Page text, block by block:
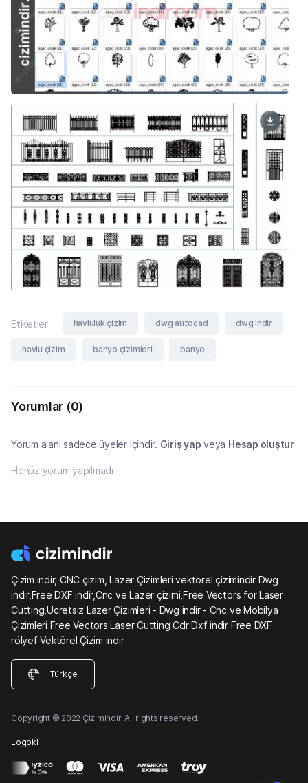
Etiketler havluluk çizim dwg autocad dwg indir
havlu çizim banyo çizimleri banyo
Yorumlar (0)
Yorum alanı sadece üyeler içindir. Giriş yap veya Hesap oluştur
Henüz yorum yapılmadı
Çizim indir, CNC çizim, Lazer Çizimleri vektörel çizimindir Dwg
indir,Free DXF indir,Cnc ve Lazer çizimi,Free Vectors for Laser
Cutting,Ücretsiz Lazer Çizimleri - Dwg indir - Cnc ve Mobilya
Çizimleri Free Vectors Laser Cutting Cdr Dxf indir Free DXF
rölyef Vektörel Çizim indir
Türkçe
Copyright © 2022 Çizimindir. All rights reserved.
Logoki